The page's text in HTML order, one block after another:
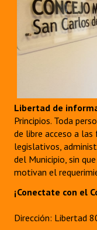
Libertad de
Principios. Toda
de libre acceso a
legislativos,
del Municipio, sin
motivan el
¡Conectate con el
Dirección: Libertad